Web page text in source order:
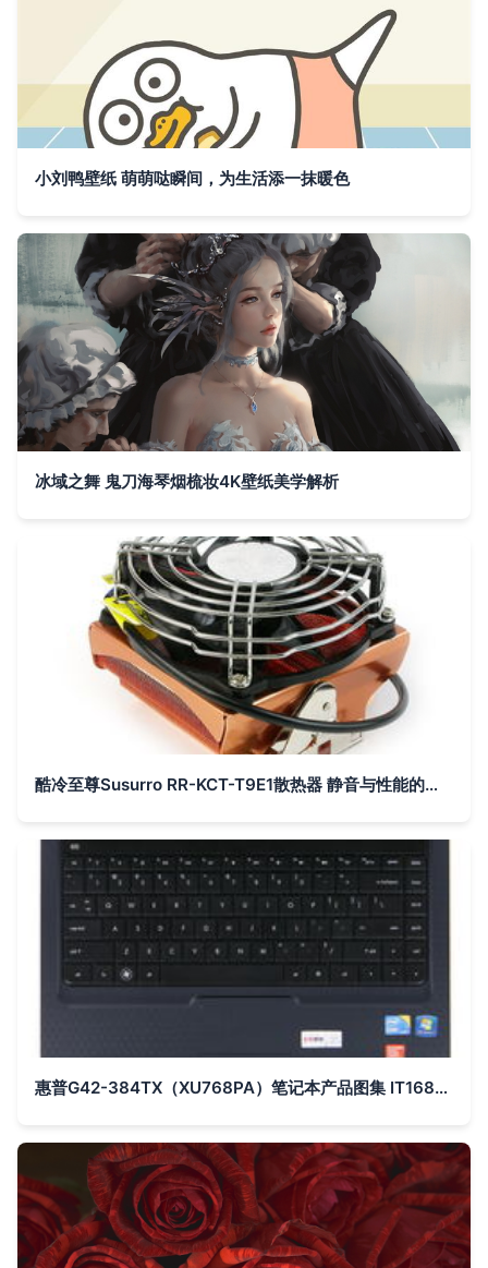
小刘鸭壁纸 萌萌哒瞬间，为生活添一抹暖色
冰域之舞 鬼刀海琴烟梳妆4K壁纸美学解析
酷冷至尊Susurro RR-KCT-T9E1散热器 静音与性能的均衡之选
惠普G42-384TX（XU768PA）笔记本产品图集 IT168高清素材一览